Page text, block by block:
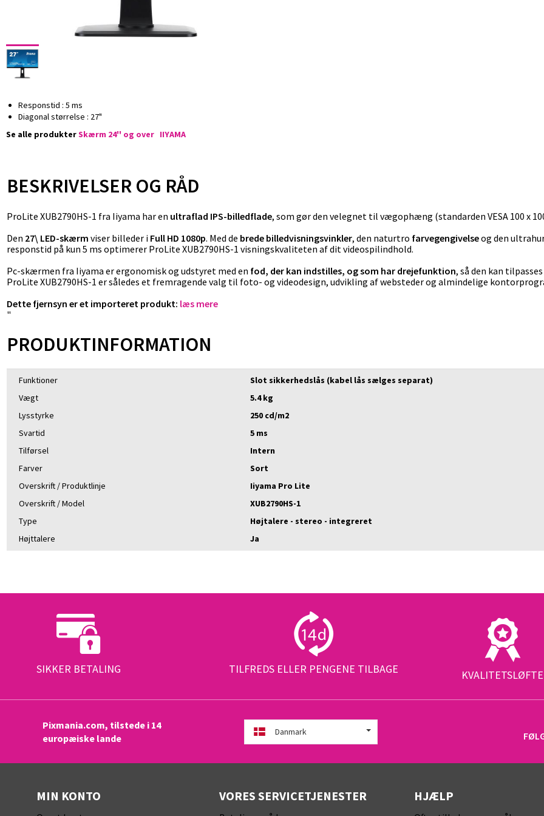
Responstid : 5 ms
Diagonal størrelse : 27"
Se alle produkterSkærm 24'' og over IIYAMA
BESKRIVELSER OG RÅD
ProLite XUB2790HS-1 fra Iiyama har en ultraflad IPS-billedflade, som gør den velegnet til vægophæng (standarden VESA 100 x
Den 27\ LED-skærm viser billeder i Full HD 1080p. Med de brede billedvisningsvinkler, den naturtro farvegengivelseog den
responstid på kun 5 ms optimerer ProLite XUB2790HS-1 visningskvaliteten af dit videospilindhold.
Pc-skærmen fra Iiyama er ergonomisk og udstyret med en fod, der kan indstilles, og som har drejefunktion, så den kan
ProLite XUB2790HS-1 er således et fremragende valg til foto- og videodesign, udvikling af websteder og almindelige
Dette fjernsyn er et importeret produkt: læs mere
"
PRODUKTINFORMATION
Funktioner
Slot sikkerhedslås (kabel lås sælges separat)
Vægt
5.4 kg
Lysstyrke
250 cd/m2
Svartid
5 ms
Tilførsel
Intern
Farver
Sort
Overskrift / Produktlinje
Iiyama Pro Lite
Overskrift / Model
XUB2790HS-1
Type
Højtalere - stereo - integreret
Højttalere
Ja
SIKKER BETALING TILFREDS ELLER PENGENE TILBAGE KVALITETSLØFTE
Pixmania.com, tilstede i 14
europæiske lande
Danmark
MIN KONTO VORES SERVICETJENESTER HJÆLP